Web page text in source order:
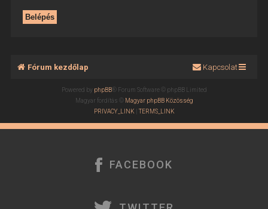
Fórum kezdőlap Kapcsolat
Powered by phpBB® Forum Software © phpBB Limited
Magyar fordítás © Magyar phpBB Közösség
PRIVACY_LINK |TERMS_LINK
FACEBOOK